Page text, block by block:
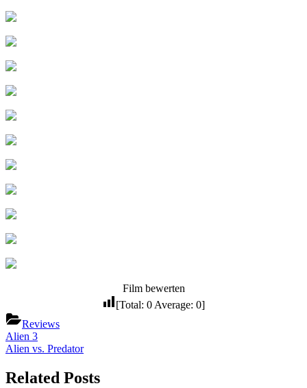
Film bewerten
[Total: 0 Average: 0]
Reviews
Beitragsnavigation
Previous
Post:
Alien 3
Next
Alien vs. Predator
Related Posts